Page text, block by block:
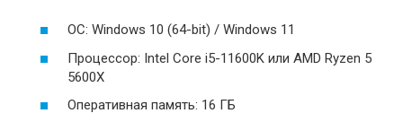
ОС: Windows 10 (64-bit) / Windows 11
Процессор: Intel Core i5-11600K или AMD Ryzen 5
5600X
Оперативная память: 16 ГБ